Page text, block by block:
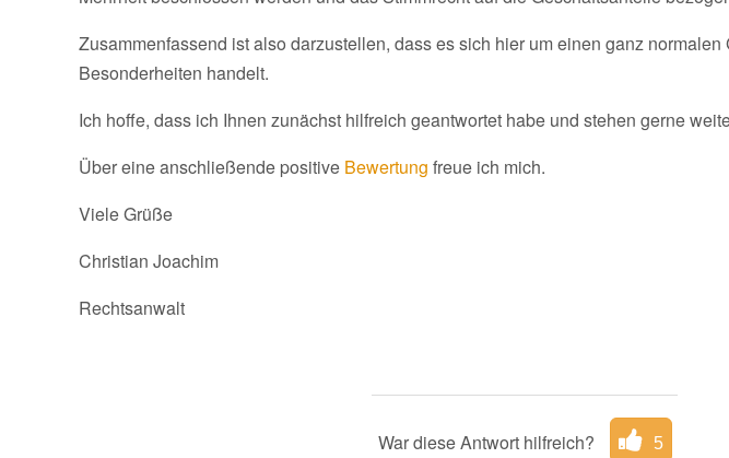
Zusammenfassend ist also darzustellen, dass es sich hier um einen ganz
Besonderheiten handelt.
Ich hoffe, dass ich Ihnen zunächst hilfreich geantwortet habe und stehen gerne
Über eine anschließende positive Bewertung freue ich mich.
Viele Grüße
Christian Joachim
Rechtsanwalt
War diese Antwort hilfreich? 5